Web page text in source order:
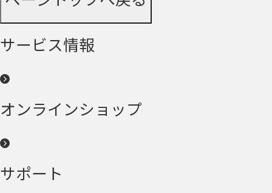
サービス情報
オンラインショップ
サポート